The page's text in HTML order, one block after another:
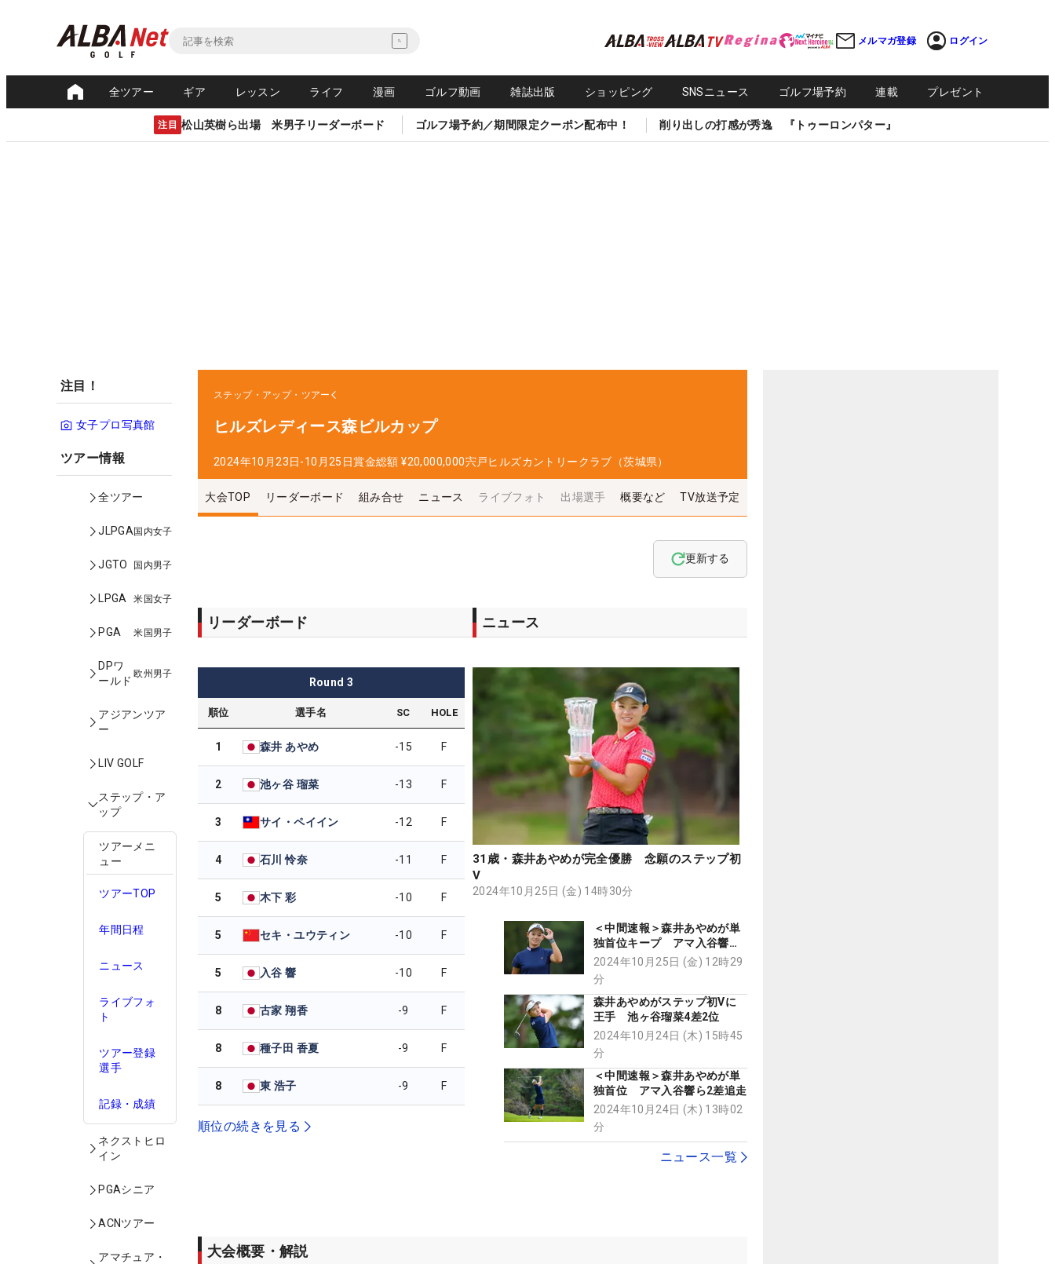
メルマガ登録 ログイン
全ツアー ギア レッスン ライフ 漫画 ゴルフ動画 雑誌出版 ショッピング SNSニュース ゴルフ場予約 連載 プレゼント
注目 松山英樹ら出場 米男子リーダーボード ゴルフ場予約／期間限定クーポン配布中！ 削り出しの打感が秀逸 『トゥーロンパター』
注目！
女子プロ写真館
ツアー情報
全ツアー
JLPGA国内女子
JGTO 国内男子
LPGA 米国女子
PGA 米国男子
DPワ
ールド
欧州男子
アジアンツア
ー
LIV GOLF
ステップ・ア
ップ
ツアーメニ
ュー
ツアーTOP
年間日程
ニュース
ライブフォ
ト
ツアー登録
選手
記録・成績
ネクストヒロ
イン
PGAシニア
ACNツアー
アマチュア・
ステップ・アップ・ツアー
ヒルズレディース森ビルカップ
2024年10月23日-10月25日賞金総額 ¥20,000,000宍戸ヒルズカントリークラブ（茨城県）
大会TOP リーダーボード 組み合せ ニュース ライブフォト 出場選手 概要など TV放送予定
更新する
リーダーボード
Round 3
順位 選手名 SC HOLE
1 森井 あやめ -15 F
2 池ヶ谷 瑠菜 -13 F
3 サイ・ペイイン -12 F
4 石川 怜奈 -11 F
5 木下 彩 -10 F
5 セキ・ユウティン -10 F
5 入谷 響 -10 F
8 古家 翔香 -9 F
8 種子田 香夏 -9 F
8 東 浩子 -9 F
順位の続きを見る
ニュース
31歳・森井あやめが完全優勝 念願のステップ初
V
2024年10月25日 (金) 14時30分
＜中間速報＞森井あやめが単
独首位キープ アマ入谷響ら2
差追走
2024年10月25日 (金) 12時29
分
森井あやめがステップ初Vに
王手 池ヶ谷瑠菜4差2位
2024年10月24日 (木) 15時45
分
＜中間速報＞森井あやめが単
独首位 アマ入谷響ら2差追走
2024年10月24日 (木) 13時02
分
ニュース一覧
大会概要・解説